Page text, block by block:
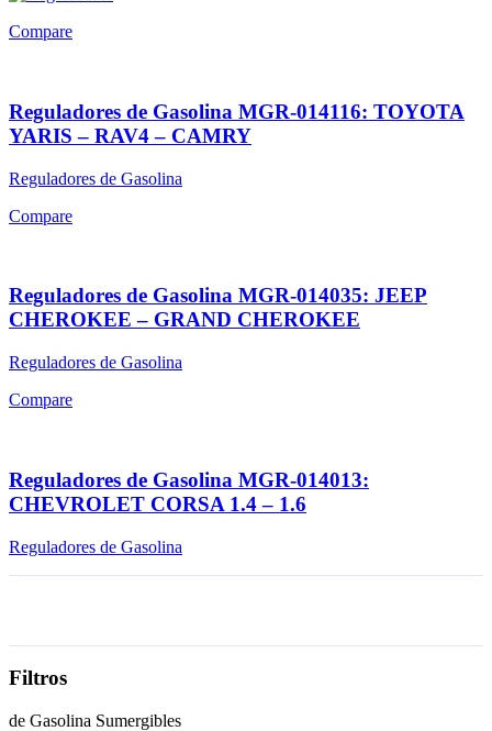
Compare
Reguladores de Gasolina MGR-014116: TOYOTA
YARIS – RAV4 – CAMRY
Reguladores de Gasolina
Compare
Reguladores de Gasolina MGR-014035: JEEP
CHEROKEE – GRAND CHEROKEE
Reguladores de Gasolina
Compare
Reguladores de Gasolina MGR-014013:
CHEVROLET CORSA 1.4 – 1.6
Reguladores de Gasolina
Filtros
de Gasolina Sumergibles